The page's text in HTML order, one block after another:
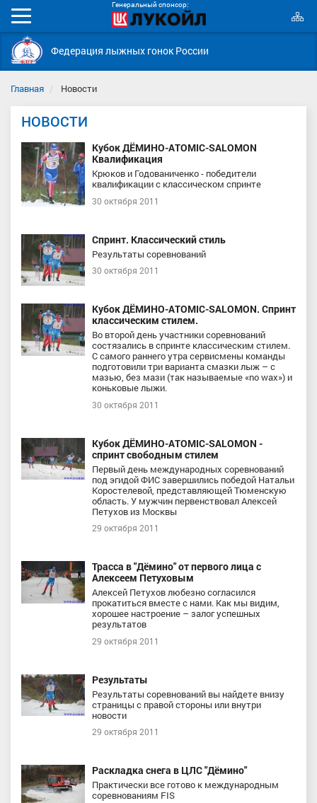
Генеральный спонсор:
Мобильное
меню
Федерация лыжных гонок России
Главная Новости
НОВОСТИ
Кубок ДЁМИНО-ATOMIC-SALOMON
Квалификация
Крюков и Годованиченко - победители
квалификации с классическом спринте
30 октября 2011
Спринт. Классический стиль
Результаты соревнований
30 октября 2011
Кубок ДЁМИНО-ATOMIC-SALOMON. Спринт
классическим стилем.
Во второй день участники соревнований
состязались в спринте классическим стилем.
С самого раннего утра сервисмены команды
подготовили три варианта смазки лыж – с
мазью, без мази (так называемые «no wax») и
коньковые лыжи.
30 октября 2011
Кубок ДЁМИНО-ATOMIC-SALOMON -
спринт свободным стилем
Первый день международных соревнований
под эгидой ФИС завершились победой Натальи
Коростелевой, представляющей Тюменскую
область. У мужчин первенствовал Алексей
Петухов из Москвы
29 октября 2011
Трасса в "Дёмино" от первого лица с
Алексеем Петуховым
Алексей Петухов любезно согласился
прокатиться вместе с нами. Как мы видим,
хорошее настроение – залог успешных
результатов
29 октября 2011
Результаты
Результаты соревнований вы найдете внизу
страницы с правой стороны или внутри
новости
29 октября 2011
Раскладка снега в ЦЛС "Дёмино"
Практически все готово к международным
соревнованиям FIS